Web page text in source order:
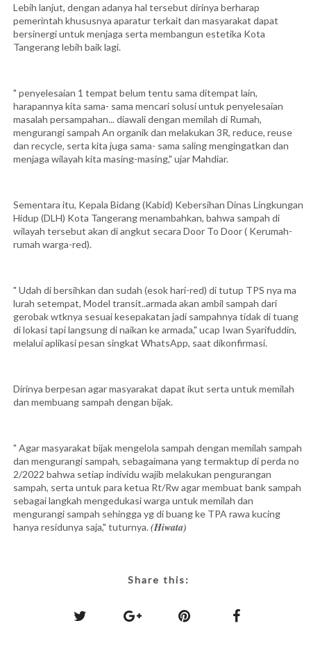
Lebih lanjut, dengan adanya hal tersebut dirinya berharap
pemerintah khususnya aparatur terkait dan masyarakat dapat
bersinergi untuk menjaga serta membangun estetika Kota
Tangerang lebih baik lagi.
" penyelesaian 1 tempat belum tentu sama ditempat lain,
harapannya kita sama- sama mencari solusi untuk penyelesaian
masalah persampahan... diawali dengan memilah di Rumah,
mengurangi sampah An organik dan melakukan 3R, reduce, reuse
dan recycle, serta kita juga sama- sama saling mengingatkan dan
menjaga wilayah kita masing-masing," ujar Mahdiar.
Sementara itu, Kepala Bidang (Kabid) Kebersihan Dinas Lingkungan
Hidup (DLH) Kota Tangerang menambahkan, bahwa sampah di
wilayah tersebut akan di angkut secara Door To Door ( Kerumah-
rumah warga-red).
" Udah di bersihkan dan sudah (esok hari-red) di tutup TPS nya ma
lurah setempat, Model transit..armada akan ambil sampah dari
gerobak wtknya sesuai kesepakatan jadi sampahnya tidak di tuang
di lokasi tapi langsung di naikan ke armada," ucap Iwan Syarifuddin,
melalui aplikasi pesan singkat WhatsApp, saat dikonfirmasi.
Dirinya berpesan agar masyarakat dapat ikut serta untuk memilah
dan membuang sampah dengan bijak.
" Agar masyarakat bijak mengelola sampah dengan memilah sampah
dan mengurangi sampah, sebagaimana yang termaktup di perda no
2/2022 bahwa setiap individu wajib melakukan pengurangan
sampah, serta untuk para ketua Rt/Rw agar membuat bank sampah
sebagai langkah mengedukasi warga untuk memilah dan
mengurangi sampah sehingga yg di buang ke TPA rawa kucing
hanya residunya saja," tuturnya.(Hiwata)
Share this: